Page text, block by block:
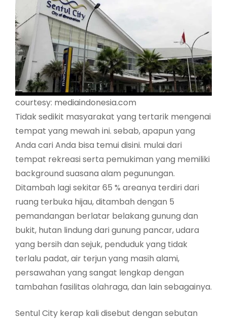
courtesy: mediaindonesia.com
Tidak sedikit masyarakat yang tertarik mengenai
tempat yang mewah ini. sebab, apapun yang
Anda cari Anda bisa temui disini. mulai dari
tempat rekreasi serta pemukiman yang memiliki
background suasana alam pegunungan.
Ditambah lagi sekitar 65 % areanya terdiri dari
ruang terbuka hijau, ditambah dengan 5
pemandangan berlatar belakang gunung dan
bukit, hutan lindung dari gunung pancar, udara
yang bersih dan sejuk, penduduk yang tidak
terlalu padat, air terjun yang masih alami,
persawahan yang sangat lengkap dengan
tambahan fasilitas olahraga, dan lain sebagainya.
Sentul City kerap kali disebut dengan sebutan